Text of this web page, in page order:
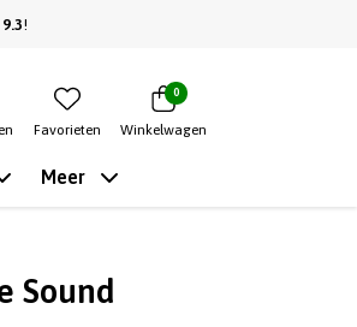
9.3!
Favorieten
0
Winkelwagen
Meer
Sound